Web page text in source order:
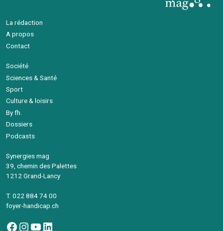
La rédaction
A propos
Contact
Société
Sciences & Santé
Sport
Culture & loisirs
By fh.
Dossiers
Podcasts
Synergies mag
39, chemin des Palettes
1212 Grand-Lancy
T. 022 884 74 00
foyer-handicap.ch
Facebook
Instagram
YouTube
LinkedIn